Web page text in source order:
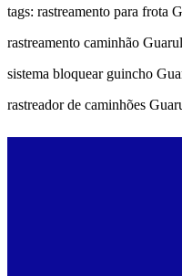
tags: rastreamento para frota
rastreamento caminhão
sistema bloquear guincho
rastreador de caminhões